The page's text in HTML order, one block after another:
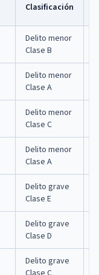
Clasificación
Delito menor
Clase B
Delito menor
Clase A
Delito menor
Clase C
Delito menor
Clase A
Delito grave
Clase E
Delito grave
Clase D
Delito grave